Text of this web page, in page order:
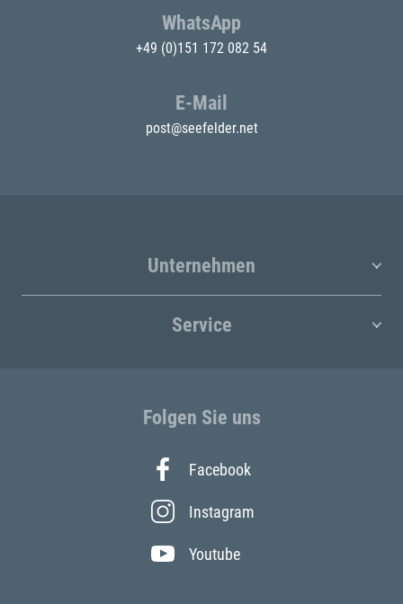
WhatsApp
+49 (0)151 172 082 54
E-Mail
post@seefelder.net
Unternehmen
Service
Folgen Sie uns
Facebook
Instagram
Youtube